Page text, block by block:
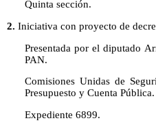
Quinta sección.
2. Iniciativa con proyecto de
Presentada por el diputado
PAN.
Comisiones Unidas de
Presupuesto y Cuenta Pública.
Expediente 6899.